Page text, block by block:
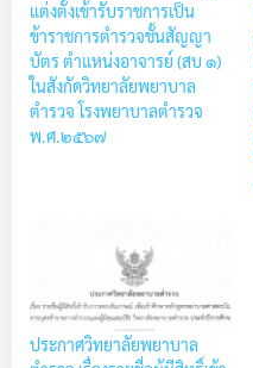
แต่งตั้งเข้ารับราชการเป็น
ข้าราชการตำรวจชั้นสัญญา
บัตร ตำแหน่งอาจารย์ (สบ ๑)
ในสังกัดวิทยาลัยพยาบาล
ตำรวจ โรงพยาบาลตำรวจ
พ.ศ.๒๕๖๗
ประกาศวิทยาลัยพยาบาล